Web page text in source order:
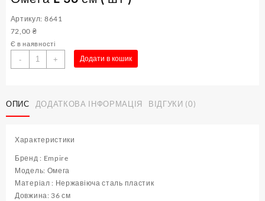
Артикул: 8641
72,00 ₴
Є в наявності
-
Шпатель
кондитерський
Омега
L
см
(
шт
)
кількість
+ Додати в кошик
ОПИС ДОДАТКОВА ІНФОРМАЦІЯ ВІДГУКИ (0)
Характеристики
Бренд : Empire
Модель: Омега
Матеріал : Нержавіюча сталь пластик
Довжина: 36 см